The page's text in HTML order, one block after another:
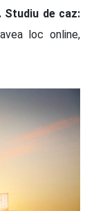
Studiu de caz:
loc online,